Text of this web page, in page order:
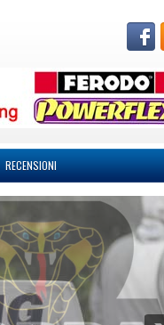
RECENSIONI